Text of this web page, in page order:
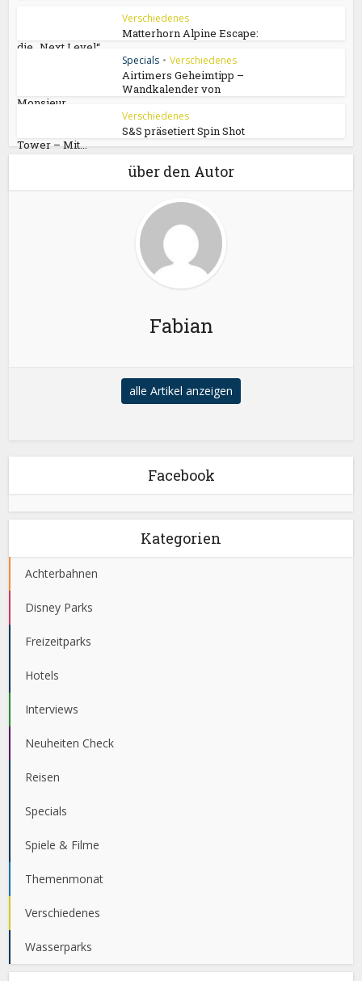
Verschiedenes
Matterhorn Alpine Escape:
die „Next Level“...
Specials • Verschiedenes
Airtimers Geheimtipp –
Wandkalender von
Monsieur...
Verschiedenes
S&S präsetiert Spin Shot
Tower – Mit...
über den Autor
Fabian
alle Artikel anzeigen
Facebook
Kategorien
Achterbahnen
Disney Parks
Freizeitparks
Hotels
Interviews
Neuheiten Check
Reisen
Specials
Spiele & Filme
Themenmonat
Verschiedenes
Wasserparks